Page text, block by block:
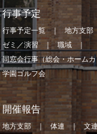
行事予定
行事予定一覧 地方支部
ゼミ／演習
職域
同窓会行事（総会・ホーム
学園ゴルフ会
開催報告
地方支部 体連 文